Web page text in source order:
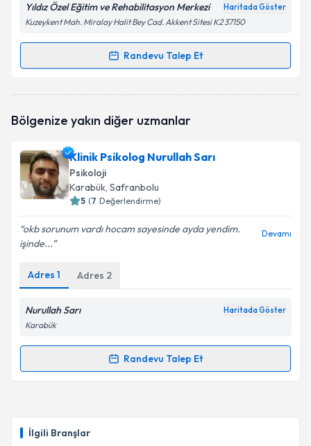
İlgili Branşlar
Yıldız Özel Eğitim ve Rehabilitasyon Merkezi Haritada Göster
Kuzeykent Mah. Miralay Halit Bey Cad. Akkent Sitesi K2 37150
Randevu Talep Et
Randevu Takvimi Talebi
oluşturun. Size bu uzmandan randevu almanız için bir
E-posta Adresiniz
Kişisel verilerimin işlenmesine ilişkinAydınlatma
Takvim Talebini Gönder
Bölgenize yakın diğer uzmanlar
Klinik Psikolog Nurullah Sarı
Psikoloji
Karabük, Safranbolu
5 (7 Değerlendirme)
okb sorunum vardı hocam sayesinde ayda yendim.
işinde...
Devamı
Adres 1 Adres 2
Nurullah Sarı Haritada Göster
Karabük
Randevu Talep Et
Randevu Takvimi Talebi
için bir takvim hazırlandığında e-posta ile